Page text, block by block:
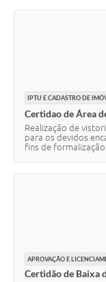
IPTU E CADASTRO DE
Certidao de Área
Realização de
para os devidos
fins de
APROVAÇÃO E
Certidão de Baixa